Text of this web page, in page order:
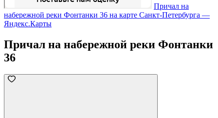
Причал на
набережной реки Фонтанки 36 на карте Санкт‑Петербурга —
Яндекс.Карты
Причал на набережной реки Фонтанки
36